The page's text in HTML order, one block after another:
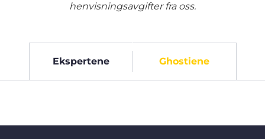
henvisningsavgifter fra oss.
Ekspertene Ghostiene